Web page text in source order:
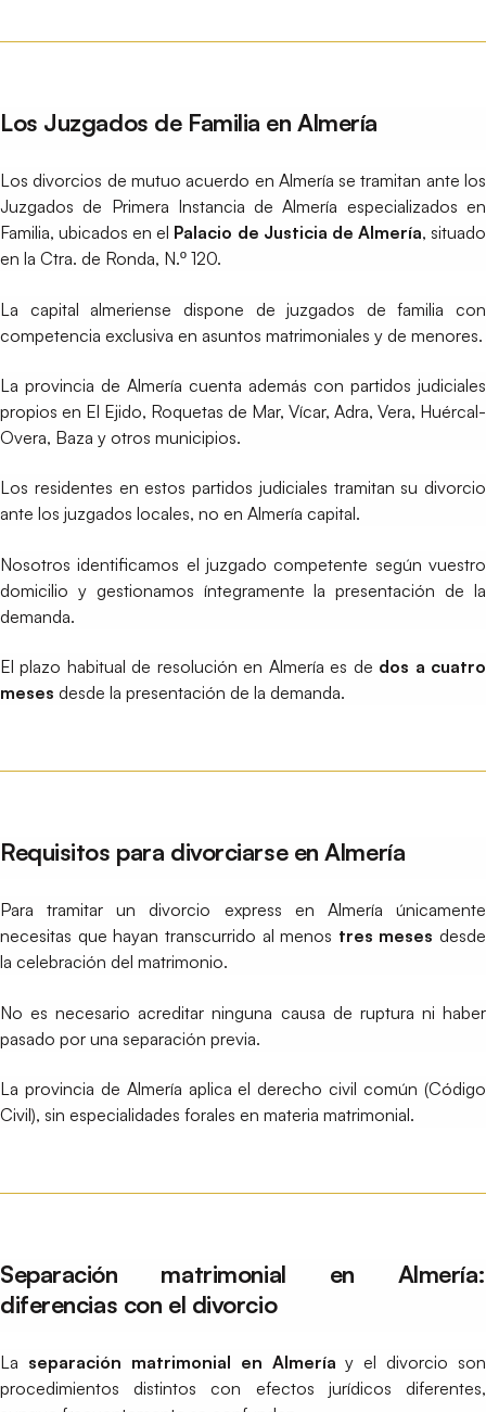
Los Juzgados de Familia en Almería
Los divorcios de mutuo acuerdo en Almería se tramitan ante los
Juzgados de Primera Instancia de Almería especializados en
Familia, ubicados en el Palacio de Justicia de Almería, situado
en la Ctra. de Ronda, N.º 120.
La capital almeriense dispone de juzgados de familia con
competencia exclusiva en asuntos matrimoniales y de menores.
La provincia de Almería cuenta además con partidos judiciales
propios en El Ejido, Roquetas de Mar, Vícar, Adra, Vera, Huércal-
Overa, Baza y otros municipios.
Los residentes en estos partidos judiciales tramitan su divorcio
ante los juzgados locales, no en Almería capital.
Nosotros identificamos el juzgado competente según vuestro
domicilio y gestionamos íntegramente la presentación de la
demanda.
El plazo habitual de resolución en Almería es de dos a cuatro
meses desde la presentación de la demanda.
Requisitos para divorciarse en Almería
Para tramitar un divorcio express en Almería únicamente
necesitas que hayan transcurrido al menos tres meses desde
la celebración del matrimonio.
No es necesario acreditar ninguna causa de ruptura ni haber
pasado por una separación previa.
La provincia de Almería aplica el derecho civil común (Código
Civil), sin especialidades forales en materia matrimonial.
Separación matrimonial en Almería:
diferencias con el divorcio
La separación matrimonial en Almería y el divorcio son
procedimientos distintos con efectos jurídicos diferentes,